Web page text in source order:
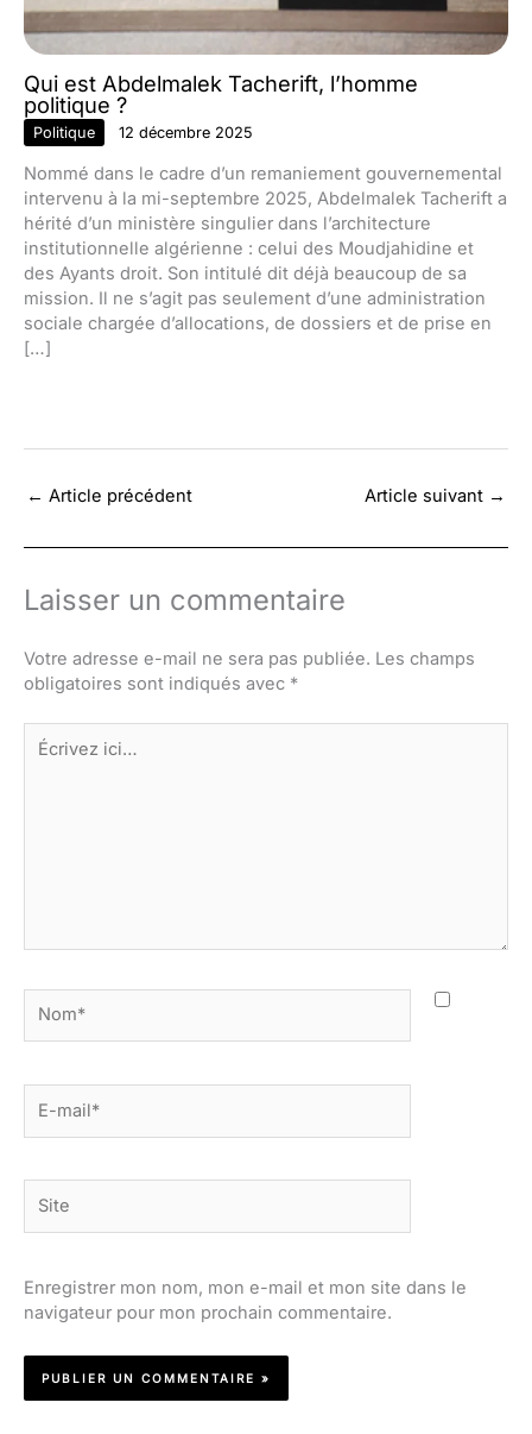
Qui est Abdelmalek Tacherift, l’homme
politique ?
Politique 12 décembre 2025
Nommé dans le cadre d’un remaniement gouvernemental
intervenu à la mi-septembre 2025, Abdelmalek Tacherift a
hérité d’un ministère singulier dans l’architecture
institutionnelle algérienne : celui des Moudjahidine et
des Ayants droit. Son intitulé dit déjà beaucoup de sa
mission. Il ne s’agit pas seulement d’une administration
sociale chargée d’allocations, de dossiers et de prise en
[…]
← Article précédent Article suivant →
Laisser un commentaire
Votre adresse e-mail ne sera pas publiée. Les champs
obligatoires sont indiqués avec *
Écrivez
ici…
mail*
Enregistrer mon nom, mon e-mail et mon site dans le
navigateur pour mon prochain commentaire.